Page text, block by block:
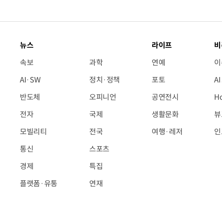
뉴스
속보
AI·SW
반도체
전자
모빌리티
통신
경제
플랫폼·유통
과학
정치·정책
오피니언
국제
전국
스포츠
특집
연재
라이프
연예
포토
공연전시
생활문화
여행·레저